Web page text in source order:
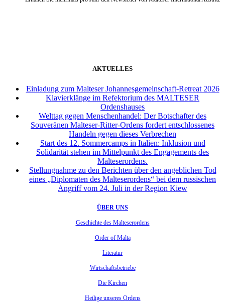
AKTUELLES
Einladung zum Malteser Johannesgemeinschaft-Retreat 2026
Klavierklänge im Refektorium des MALTESER
Ordenshauses
Welttag gegen Menschenhandel: Der Botschafter des
Souveränen Malteser-Ritter-Ordens fordert entschlossenes
Handeln gegen dieses Verbrechen
Start des 12. Sommercamps in Italien: Inklusion und
Solidarität stehen im Mittelpunkt des Engagements des
Malteserordens.
Stellungnahme zu den Berichten über den angeblichen Tod
eines „Diplomaten des Malteserordens“ bei dem russischen
Angriff vom 24. Juli in der Region Kiew
ÜBER UNS
Geschichte des Malteserordens
Order of Malta
Literatur
Wirtschaftsbetriebe
Die Kirchen
Heilige unseres Ordens